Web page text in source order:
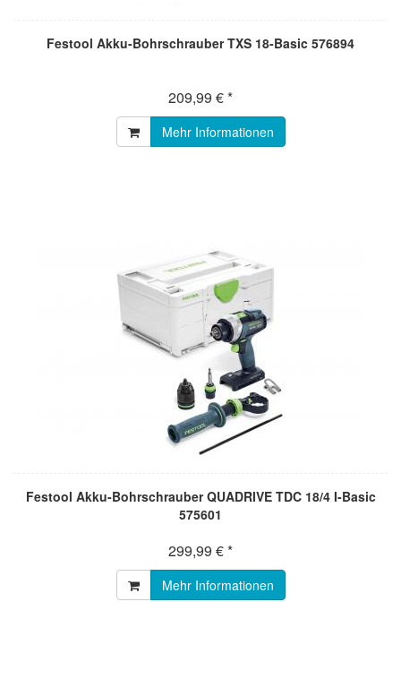
Festool Akku-Bohrschrauber TXS 18-Basic 576894
209,99 € *
Mehr Informationen
Festool Akku-Bohrschrauber QUADRIVE TDC 18/4 I-Basic
575601
299,99 € *
Mehr Informationen